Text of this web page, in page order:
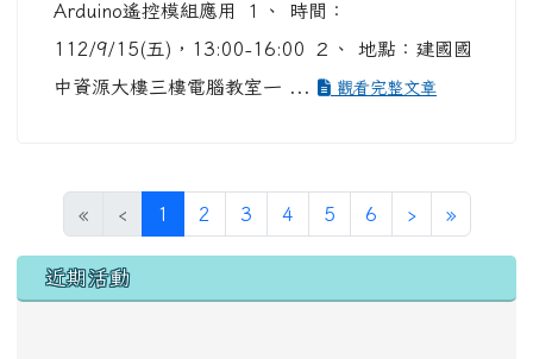
Arduino遙控模組應用 １、 時間：
112/9/15(五)，13:00-16:00 ２、 地點：建國國
中資源大樓三樓電腦教室一 ...
觀看完整文章
« ‹ 1 (目前頁次)
2 3 4 5 6 ›下一頁
»最後頁
左邊區域內容
近期活動